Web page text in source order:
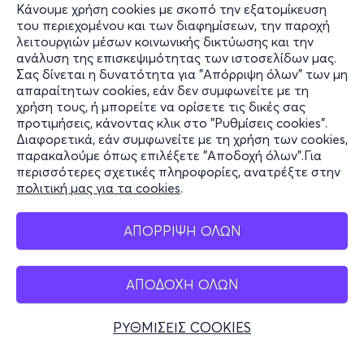
Κάνουμε χρήση cookies με σκοπό την εξατομίκευση
του περιεχομένου και των διαφημίσεων, την παροχή
λειτουργιών μέσων κοινωνικής δικτύωσης και την
ανάλυση της επισκεψιμότητας των ιστοσελίδων μας.
Σας δίνεται η δυνατότητα για "Απόρριψη όλων" των μη
απαραίτητων cookies, εάν δεν συμφωνείτε με τη
χρήση τους, ή μπορείτε να ορίσετε τις δικές σας
προτιμήσεις, κάνοντας κλικ στο "Ρυθμίσεις cookies".
Διαφορετικά, εάν συμφωνείτε με τη χρήση των cookies,
παρακαλούμε όπως επιλέξετε "Αποδοχή όλων".Για
περισσότερες σχετικές πληροφορίες, ανατρέξτε στην
πολιτική μας για τα cookies.
ΑΠΟΡΡΙΨΗ ΟΛΩΝ
ΑΠΟΔΟΧΗ ΟΛΩΝ
ΡΥΘΜΙΣΕΙΣ COOKIES